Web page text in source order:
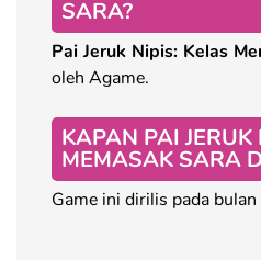
SARA?
Pai Jeruk Nipis: Kelas
oleh Agame.
KAPAN PAI JERUK
MEMASAK SARA
Game ini dirilis pada